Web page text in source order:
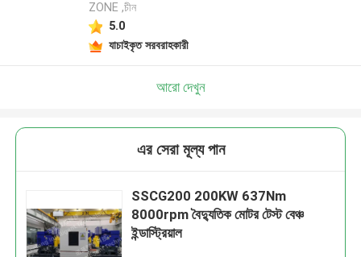
ZONE ,চীন
5.0
যাচাইকৃত সরবরাহকারী
আরো দেখুন
এর সেরা মূল্য পান
SSCG200 200KW 637Nm
8000rpm বৈদ্যুতিক মোটর টেস্ট বেঞ্চ
ইন্ডাস্ট্রিয়াল